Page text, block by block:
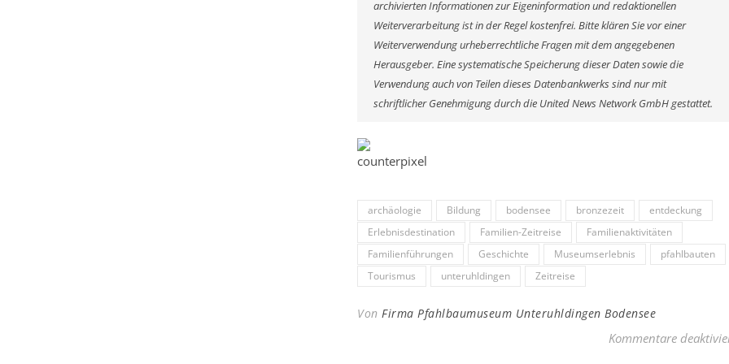
archivierten Informationen zur Eigeninformation und redaktionellen
Weiterverarbeitung ist in der Regel kostenfrei. Bitte klären Sie vor einer
Weiterverwendung urheberrechtliche Fragen mit dem angegebenen
Herausgeber. Eine systematische Speicherung dieser Daten sowie die
Verwendung auch von Teilen dieses Datenbankwerks sind nur mit
schriftlicher Genehmigung durch die United News Network GmbH gestattet.
archäologie Bildung bodensee bronzezeit
entdeckung
Erlebnisdestination
Familien-Zeitreise
Familienaktivitäten
Familienführungen
Geschichte Museumserlebnis
pfahlbauten
Tourismus
unteruhldingen Zeitreise
Von Firma Pfahlbaumuseum Unteruhldingen Bodensee
Kommentare